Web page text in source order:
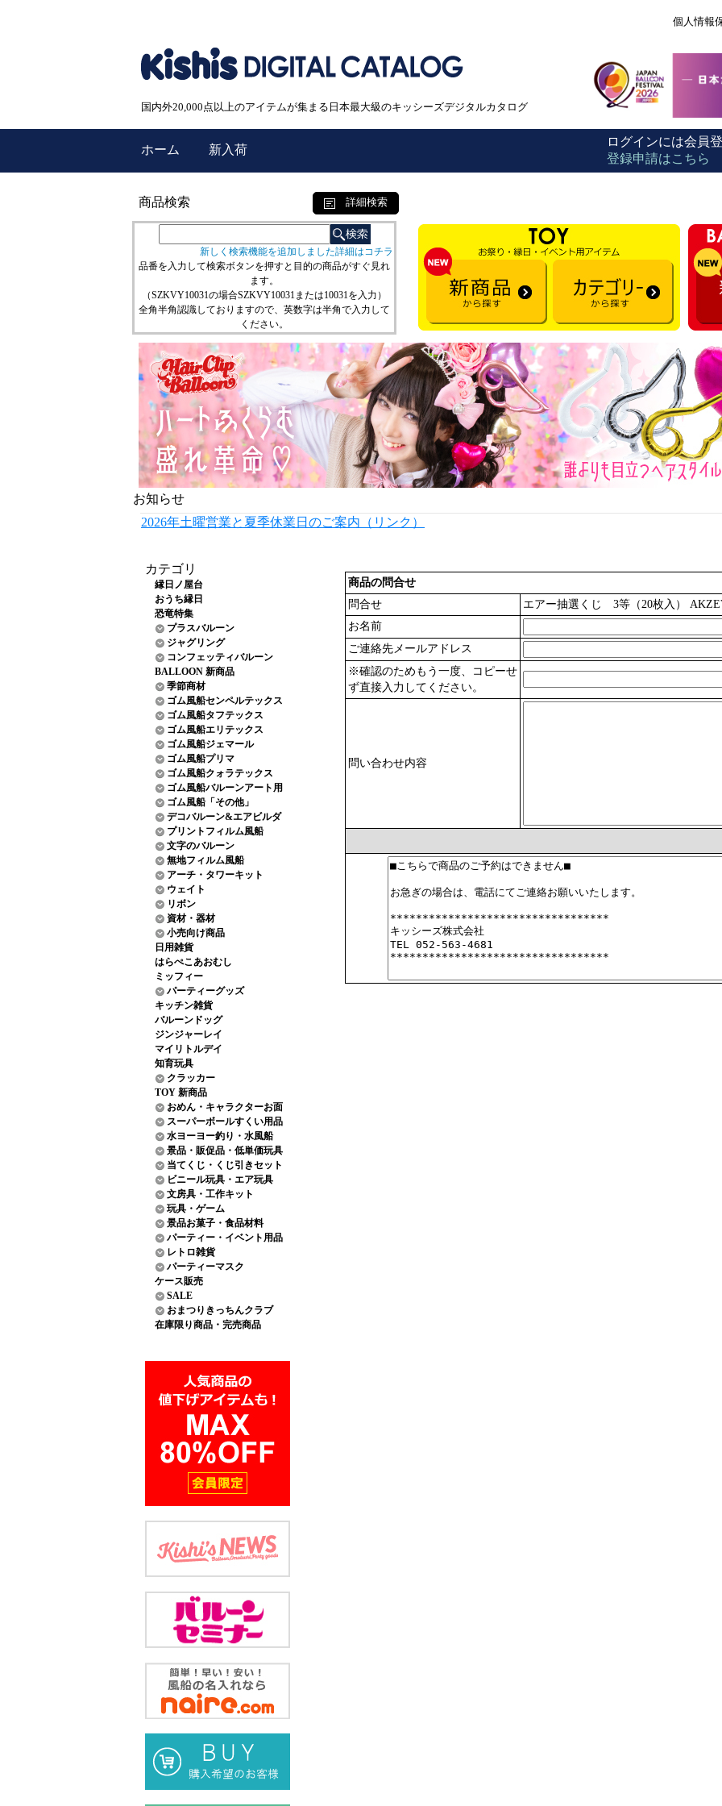
個人情報
国内外20,000点以上のアイテムが集まる日本最大級のキッシーズデジタルカタログ
ホーム 新入荷
ログインには会員
登録申請はこちら
商品検索 詳細検索
新しく検索機能を追加しました詳細はコチラ
品番を入力して検索ボタンを押すと目的の商品がすぐ見れ
ます。
（SZKVY10031の場合SZKVY10031または10031を入力）
全角半角認識しておりますので、英数字は半角で入力して
ください。
お知らせ
2026年土曜営業と夏季休業日のご案内（リンク）
カテゴリ
縁日ノ屋台
おうち縁日
恐竜特集
プラスバルーン
ジャグリング
コンフェッティバルーン
BALLOON 新商品
季節商材
ゴム風船センペルテックス
ゴム風船タフテックス
ゴム風船エリテックス
ゴム風船ジェマール
ゴム風船プリマ
ゴム風船クォラテックス
ゴム風船バルーンアート用
ゴム風船「その他」
デコバルーン&エアビルダ
プリントフィルム風船
文字のバルーン
無地フィルム風船
アーチ・タワーキット
ウェイト
リボン
資材・器材
小売向け商品
日用雑貨
はらぺこあおむし
ミッフィー
パーティーグッズ
キッチン雑貨
バルーンドッグ
ジンジャーレイ
マイリトルデイ
知育玩具
クラッカー
TOY 新商品
おめん・キャラクターお面
スーパーボールすくい用品
水ヨーヨー釣り・水風船
景品・販促品・低単価玩具
当てくじ・くじ引きセット
ビニール玩具・エア玩具
文房具・工作キット
玩具・ゲーム
景品お菓子・食品材料
パーティー・イベント用品
レトロ雑貨
パーティーマスク
ケース販売
SALE
おまつりきっちんクラブ
在庫限り商品・完売商品
商品の問合せ
問合せ
エアー抽選くじ 3等（20枚入）
お名前
ご連絡先メールアドレス
※確認のためもう一度、コピーせ
ず直接入力してください。
問い合わせ内容